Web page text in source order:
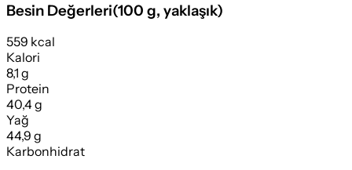
Besin Değerleri(100 g, yaklaşık)
559 kcal
Kalori
8,1 g
Protein
40,4 g
Yağ
44,9 g
Karbonhidrat